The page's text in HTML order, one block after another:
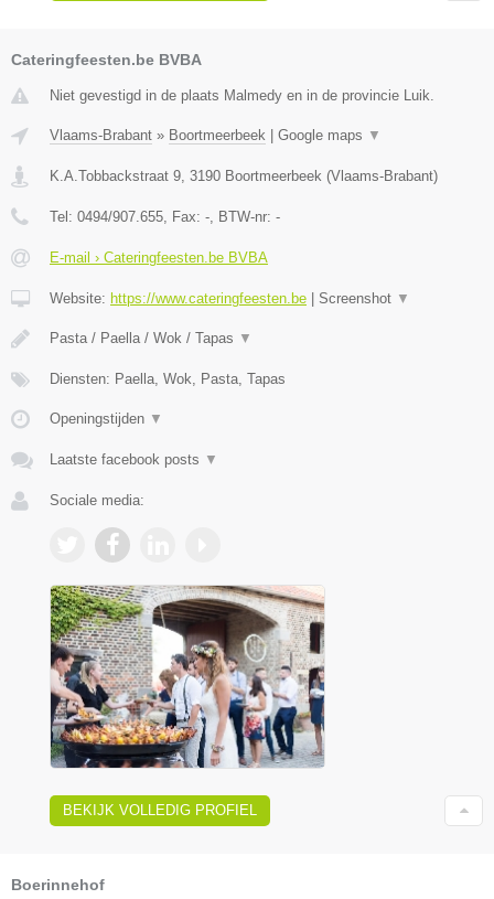
Cateringfeesten.be BVBA
Niet gevestigd in de plaats Malmedy en in de provincie Luik.
Vlaams-Brabant » Boortmeerbeek Google maps ▼
K.A.Tobbackstraat 9 3190 Boortmeerbeek (Vlaams-Brabant)
Tel: 0494/907.655 , Fax: - , BTW-nr: -
E-mail › Cateringfeesten.be BVBA
Website: https://www.cateringfeesten.be Screenshot ▼
Pasta / Paella / Wok / Tapas ▼
Diensten: Paella, Wok, Pasta, Tapas
Openingstijden ▼
Laatste facebook posts ▼
Sociale media:
BEKIJK VOLLEDIG PROFIEL
Boerinnehof